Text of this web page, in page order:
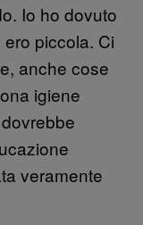
Io ho dovuto
piccola. Ci
anche cose
igiene
veramente